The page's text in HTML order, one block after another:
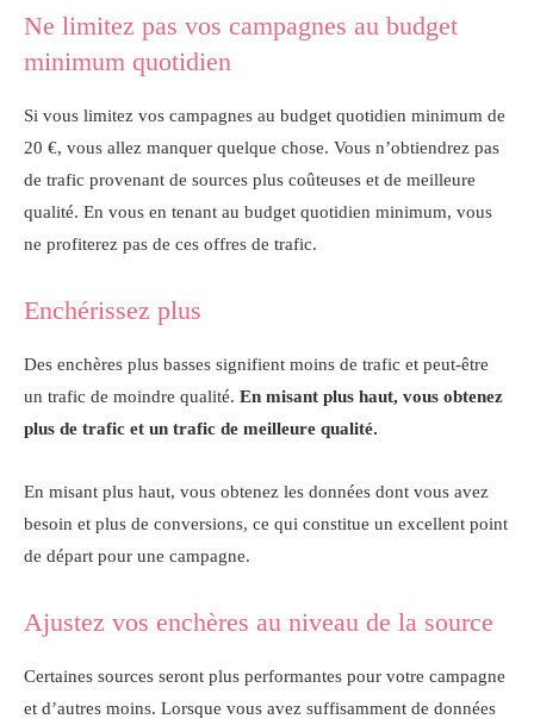
Ne limitez pas vos campagnes au budget
minimum quotidien
Si vous limitez vos campagnes au budget quotidien minimum de
20 €, vous allez manquer quelque chose. Vous n’obtiendrez pas
de trafic provenant de sources plus coûteuses et de meilleure
qualité. En vous en tenant au budget quotidien minimum, vous
ne profiterez pas de ces offres de trafic.
Enchérissez plus
Des enchères plus basses signifient moins de trafic et peut-être
un trafic de moindre qualité. En misant plus haut, vous obtenez
plus de trafic et un trafic de meilleure qualité.
En misant plus haut, vous obtenez les données dont vous avez
besoin et plus de conversions, ce qui constitue un excellent point
de départ pour une campagne.
Ajustez vos enchères au niveau de la source
Certaines sources seront plus performantes pour votre campagne
et d’autres moins. Lorsque vous avez suffisamment de données